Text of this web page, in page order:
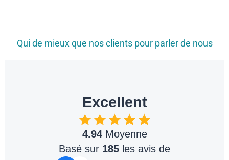
Qui de mieux que nos clients pour parler de nous
Excellent
4.94Moyenne
Basé sur 185 les avis de